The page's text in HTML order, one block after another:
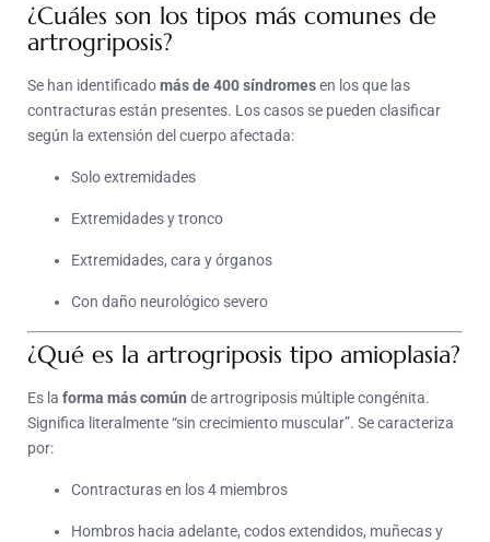
¿Cuáles son los tipos más comunes de
artrogriposis?
Se han identificadomás de 400 síndromesen los que las
contracturas están presentes. Los casos se pueden clasificar
según la extensión del cuerpo afectada:
Solo extremidades
Extremidades y tronco
Extremidades, cara y órganos
Con daño neurológico severo
¿Qué es la artrogriposis tipo amioplasia?
Es la forma más común de artrogriposis múltiple congénita.
Significa literalmente “sin crecimiento muscular”. Se caracteriza
por:
Contracturas en los 4 miembros
Hombros hacia adelante, codos extendidos, muñecas y